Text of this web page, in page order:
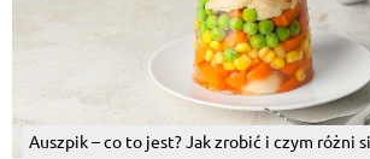
Auszpik – co to jest? Jak zrobić i czym różni